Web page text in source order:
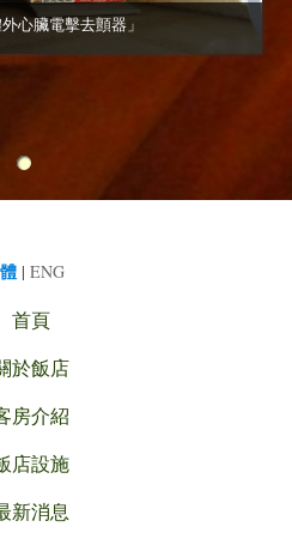
心臟電擊去顫器」
| ENG
首頁
於飯店
房介紹
店設施
新消息